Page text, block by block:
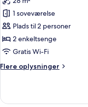
ved
stranden
af
Deluxe-
værelse
-
havudsigt
1 soveværelse
Plads til 2 personer
2 enkeltsenge
Gratis Wi-Fi
Flere oplysninger
Flere
værelse